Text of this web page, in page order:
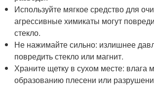
Используйте мягкое средство для
агрессивные химикаты могут
стекло.
Не нажимайте сильно: излишнее
повредить стекло или магнит.
Храните щетку в сухом месте: влага
образованию плесени или